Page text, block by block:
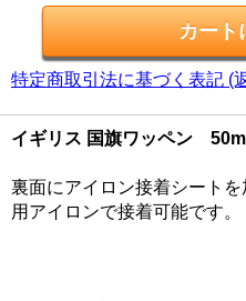
特定商取引法に基づく表記 (
イギリス 国旗ワッペン
裏面にアイロン接着シート
用アイロンで接着可能です。